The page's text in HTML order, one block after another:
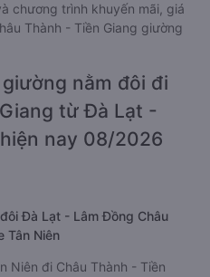
chương trình khuyến mãi, giá
Thành - Tiền Giang giường
nằm đôi đi
từ Đà Lạt -
nay 08/2026
Đà Lạt - Lâm Đồng Châu
Tân Niên
Niên đi Châu Thành - Tiền